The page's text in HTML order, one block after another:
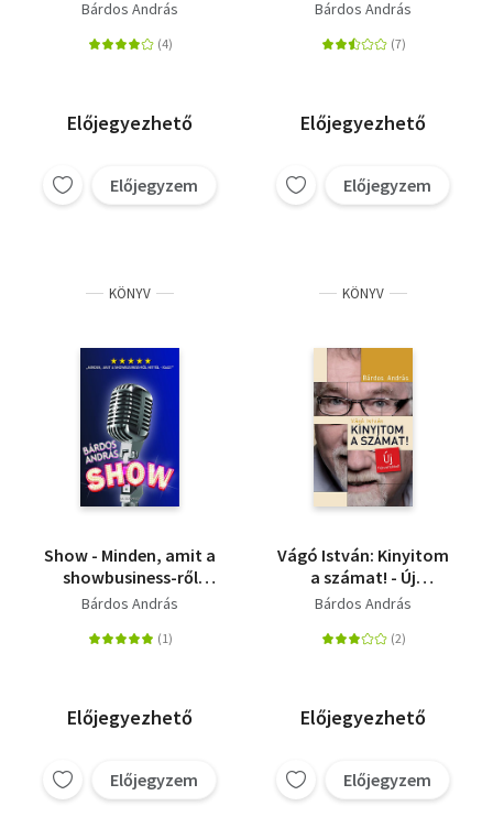
Bárdos András
Előjegyezhető
Előjegyzem
Bárdos András
Előjegyezhető
Előjegyzem
KÖNYV
Show - Minden, amit a
showbusiness-ről
hittél - igaz!
Bárdos András
Előjegyezhető
Előjegyzem
KÖNYV
Vágó István: Kinyitom
a számat! - Új
fejezetekkel
Bárdos András
Előjegyezhető
Előjegyzem